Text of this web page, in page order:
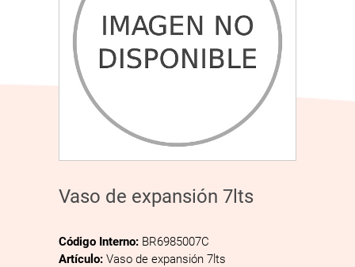
Vaso de expansión 7lts
Código Interno: BR6985007C
Artículo: Vaso de expansión 7lts